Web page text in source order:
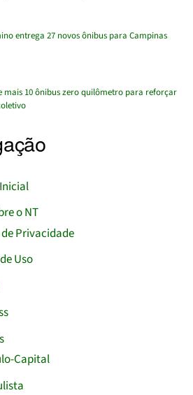
entrega 27 novos ônibus para Campinas
mais 10 ônibus zero quilômetro para reforçar
o NT
Privacidade
Uso
Capital